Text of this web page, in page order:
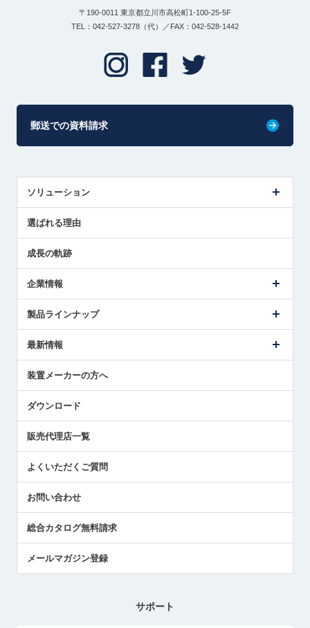
〒190-0011 東京都立川市高松町1-100-25-5F
TEL：042-527-3278（代）／FAX：042-528-1442
郵送での資料請求
ソリューション
解決策提案
選ばれる理由
成長の軌跡
企業情報
ごあいさつ
受賞履歴
採用情報
国/地域/言語
製品ラインナップ
ツールセッタ製品
エアマイクロセンサ製品
最新情報
メトロールの技術
社員ブログ
中小企業のBCP地震対策
センサのテクニカルガイド
社長ブログ
装置メーカーの方へ
ダウンロード
販売代理店一覧
よくいただくご質問
お問い合わせ
総合カタログ無料請求
メールマガジン登録
サポート